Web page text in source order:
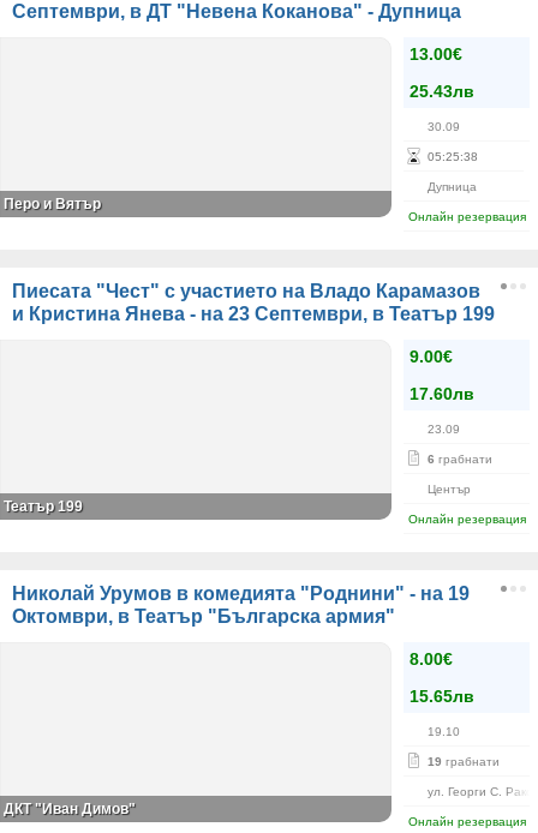
Септември, в ДТ "Невена Коканова" - Дупница
13.00€
25.43лв
30.09
05:25:38
Дупница
Онлайн резервация
Перо и Вятър
Пиесата "Чест" с участието на Владо Карамазов
и Кристина Янева - на 23 Септември, в Театър 199
9.00€
17.60лв
23.09
6 грабнати
Център
Онлайн резервация
Театър 199
Николай Урумов в комедията "Роднини" - на 19
Октомври, в Театър "Българска армия"
8.00€
15.65лв
19.10
19 грабнати
ул. Георги С.
Онлайн резервация
ДКТ "Иван Димов"